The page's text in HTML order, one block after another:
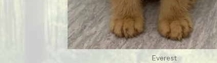
Everest